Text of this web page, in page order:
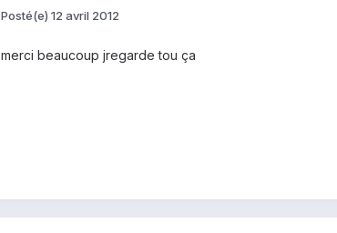
Posté(e) 12 avril 2012
merci beaucoup jregarde tou ça